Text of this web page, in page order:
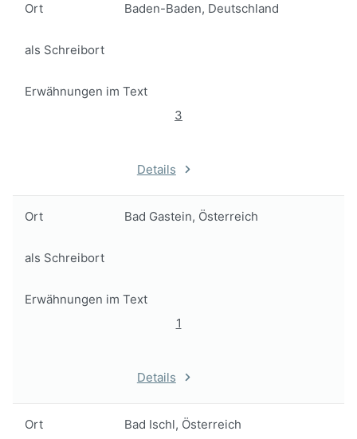
Ort Baden-Baden, Deutschland
als Schreibort
Erwähnungen im Text
3
Details
Ort Bad Gastein, Österreich
als Schreibort
Erwähnungen im Text
1
Details
Ort Bad Ischl, Österreich